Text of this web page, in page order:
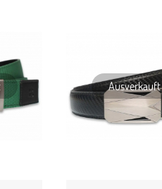
Ausverkauft